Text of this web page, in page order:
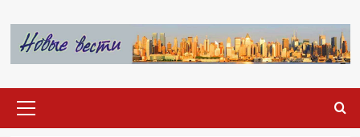
содержимому
меню